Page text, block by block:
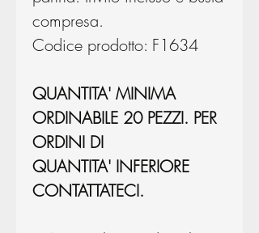
compresa.
Codice prodotto: F1634
QUANTITA' MINIMA
ORDINABILE 20 PEZZI. PER
ORDINI DI
QUANTITA' INFERIORE
CONTATTATECI.